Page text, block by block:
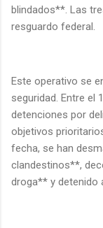
blindados**. Las
resguardo federal.
Este operativo se
seguridad. Entre el
detenciones por
objetivos
fecha, se han
clandestinos**,
droga** y detenido